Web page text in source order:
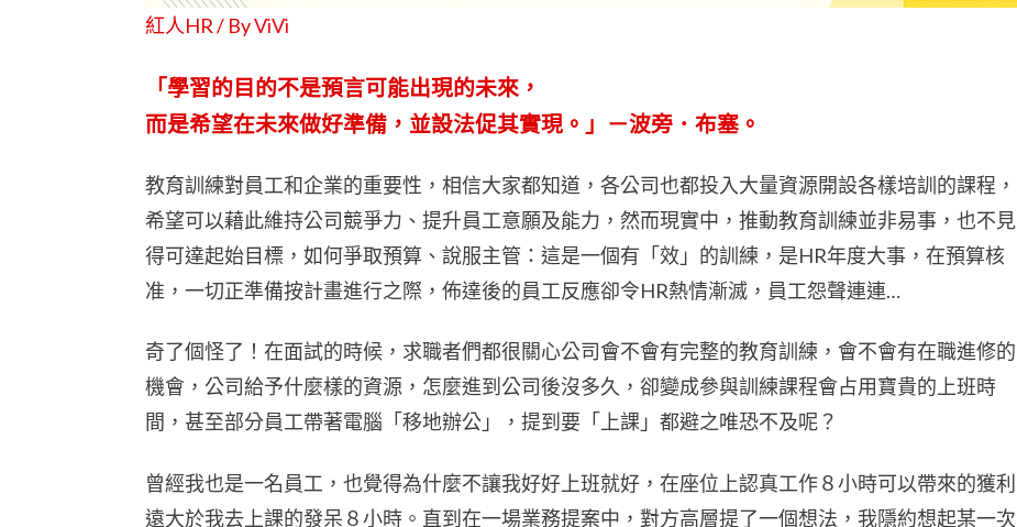
紅人HR / ByViVi
「學習的目的不是預言可能出現的未來，
而是希望在未來做好準備，並設法促其實現。」－波旁．布塞。
教育訓練對員工和企業的重要性，相信大家都知道，各公司也都投入大量資源開設各樣培訓的課程，
希望可以藉此維持公司競爭力、提升員工意願及能力，然而現實中，推動教育訓練並非易事，也不見
得可達起始目標，如何爭取預算、說服主管：這是一個有「效」的訓練，是HR年度大事，在預算核
准，一切正準備按計畫進行之際，佈達後的員工反應卻令HR熱情漸滅，員工怨聲連連…
奇了個怪了！在面試的時候，求職者們都很關心公司會不會有完整的教育訓練，會不會有在職進修的
機會，公司給予什麼樣的資源，怎麼進到公司後沒多久，卻變成參與訓練課程會占用寶貴的上班時
間，甚至部分員工帶著電腦「移地辦公」，提到要「上課」都避之唯恐不及呢？
曾經我也是一名員工，也覺得為什麼不讓我好好上班就好，在座位上認真工作８小時可以帶來的獲利
遠大於我去上課的發呆８小時。直到在一場業務提案中，對方高層提了一個想法，我隱約想起某一次